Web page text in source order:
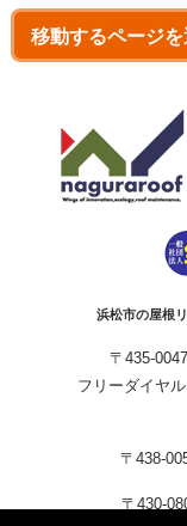
浜松市の屋根
〒435-
フリーダイヤル
〒438-
〒430-